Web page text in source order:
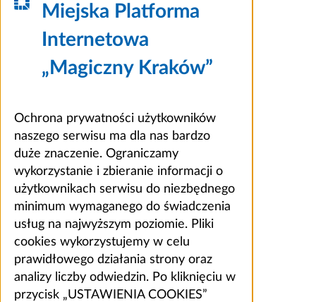
Miejska Platforma
Internetowa
„Magiczny Kraków”
Ochrona prywatności użytkowników
naszego serwisu ma dla nas bardzo
duże znaczenie. Ograniczamy
wykorzystanie i zbieranie informacji o
użytkownikach serwisu do niezbędnego
minimum wymaganego do świadczenia
usług na najwyższym poziomie. Pliki
cookies wykorzystujemy w celu
prawidłowego działania strony oraz
analizy liczby odwiedzin. Po kliknięciu w
przycisk „USTAWIENIA COOKIES”